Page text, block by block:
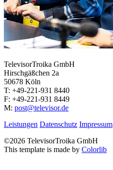
TelevisorTroika GmbH
Hirschgäßchen 2a
50678 Köln
T: +49-221-931 8440
F: +49-221-931 8449
M: post@televisor.de
Leistungen Datenschutz Impressum
©2026 TelevisorTroika GmbH
This template is made by Colorlib